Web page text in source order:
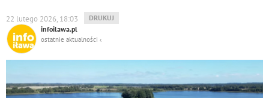
WYDRUKUJ
PODSTRONĘ
DO
DRUKUJ
22 lutego 2026, 18:03
infoilawa.pl
ostatnie aktualności ‹